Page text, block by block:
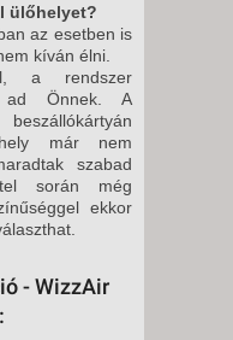
ülőhelyet?
az esetben is
kíván élni.
a rendszer
ad Önnek. A
már nem
szabad
során még
ekkor
- WizzAir